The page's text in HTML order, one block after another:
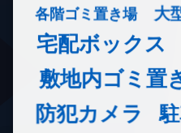
各階ゴミ置き場 大
宅配ボックス
敷地内ゴミ置
防犯カメラ